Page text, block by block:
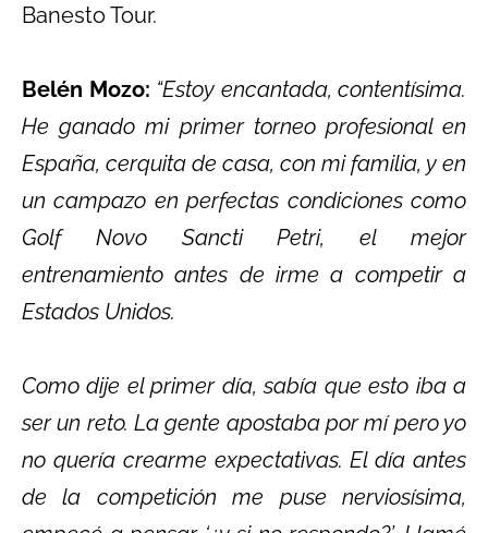
Banesto Tour.
Belén Mozo: “Estoy encantada, contentísima.
He ganado mi primer torneo profesional en
España, cerquita de casa, con mi familia, y en
un campazo en perfectas condiciones como
Golf Novo Sancti Petri, el mejor
entrenamiento antes de irme a competir a
Estados Unidos.
Como dije el primer día, sabía que esto iba a
ser un reto. La gente apostaba por mí pero yo
no quería crearme expectativas. El día antes
de la competición me puse nerviosísima,